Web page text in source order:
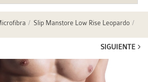
Slip Manstore Low Rise Leopardo
SIGUIENTE